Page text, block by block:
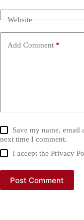
Website
Add Comment *
Save my name, email
next time I comment.
I accept thePrivacy
Post Comment